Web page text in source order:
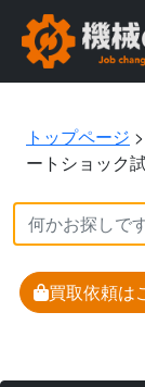
トップページ >
ートショック
買取依頼は